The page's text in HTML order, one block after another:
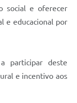
social e oferecer
e educacional por
participar deste
e incentivo aos